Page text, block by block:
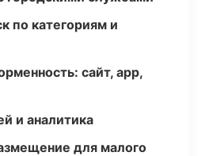
по категориям и
сайт, app,
и аналитика
для малого